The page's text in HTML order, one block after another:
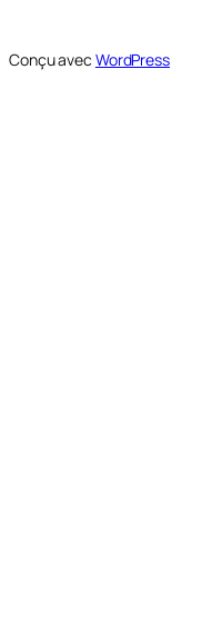
Conçu avec WordPress